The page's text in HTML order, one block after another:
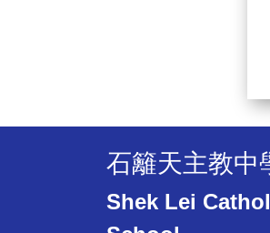
石籬天主教中
Shek Lei